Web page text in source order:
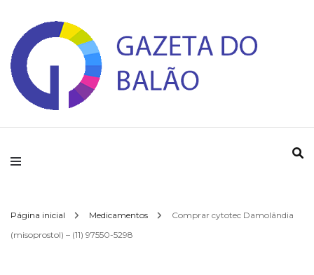
Gazeta do Balao
Página inicial Medicamentos
Comprar cytotec Damolândia
(misoprostol) – (11) 97550-5298